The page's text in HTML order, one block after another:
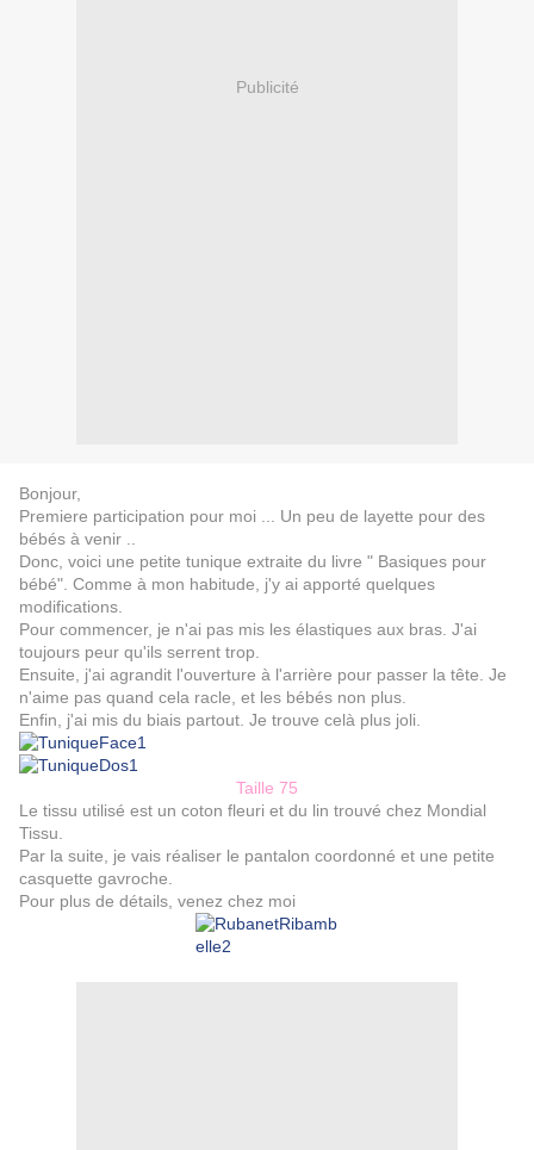
Publicité
Bonjour,
Premiere participation pour moi ... Un peu de layette pour des
bébés à venir ..
Donc, voici une petite tunique extraite du livre " Basiques pour
bébé". Comme à mon habitude, j'y ai apporté quelques
modifications.
Pour commencer, je n'ai pas mis les élastiques aux bras. J'ai
toujours peur qu'ils serrent trop.
Ensuite, j'ai agrandit l'ouverture à l'arrière pour passer la tête. Je
n'aime pas quand cela racle, et les bébés non plus.
Enfin, j'ai mis du biais partout. Je trouve celà plus joli.
Taille 75
Le tissu utilisé est un coton fleuri et du lin trouvé chez Mondial
Tissu.
Par la suite, je vais réaliser le pantalon coordonné et une petite
casquette gavroche.
Pour plus de détails, venez chez moi